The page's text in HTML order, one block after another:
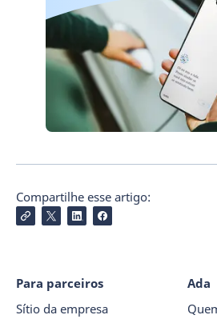
Compartilhe esse artigo:
Para parceiros
Sítio da empresa
Ada